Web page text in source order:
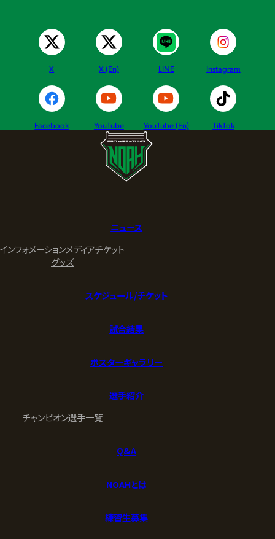
X X (En) LINE Instagram
Facebook YouTube YouTube (En) TikTok
ニュース
インフォメーションメディアチケット
グッズ
スケジュール/チケット
試合結果
ポスターギャラリー
選手紹介
チャンピオン選手一覧
Q&A
NOAHとは
練習生募集